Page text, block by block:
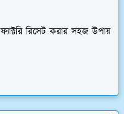
রিসেট করার সহজ উপায়